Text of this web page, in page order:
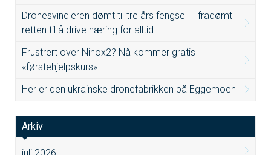
Dronesvindleren dømt til tre års fengsel – fradømt
retten til å drive næring for alltid
Frustrert over Ninox2? Nå kommer gratis
«førstehjelpskurs»
Her er den ukrainske dronefabrikken på Eggemoen
Arkiv